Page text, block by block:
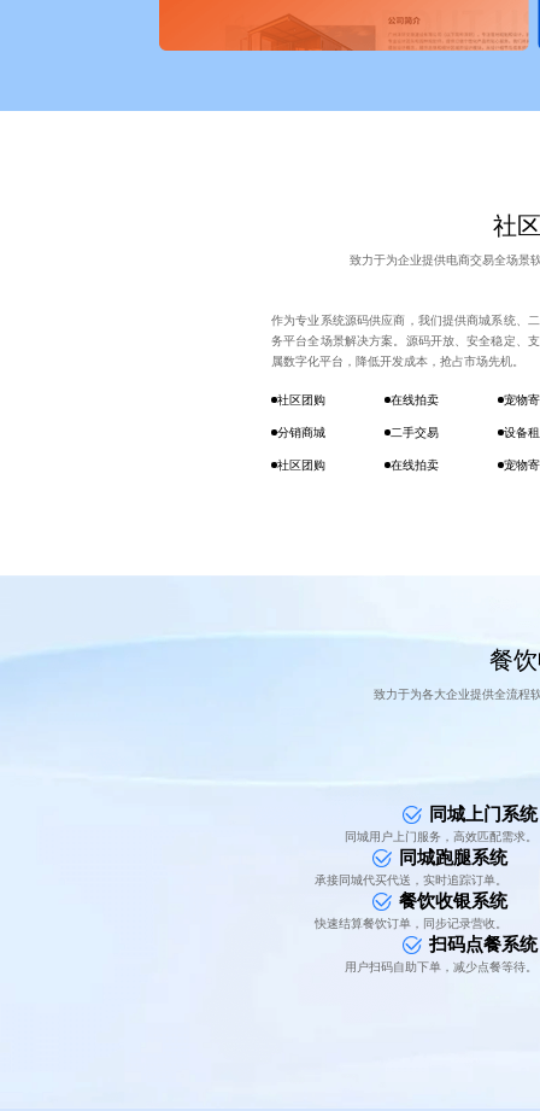
社
致力于为企业提供电商交易全场景
作为专业系统源码供应商，我们提供商城系统、
务平台全场景解决方案。源码开放、安全稳定、
属数字化平台，降低开发成本，抢占市场先机。
社区团购 在线拍卖 宠物
分销商城 二手交易 设备
社区团购 在线拍卖 宠物
餐
致力于为各大企业提供全流程
同城上门系统
同城用户上门服务，高效匹配需求。
同城跑腿系统
承接同城代买代送，实时追踪订单。
餐饮收银系统
快速结算餐饮订单，同步记录营收。
扫码点餐系统
用户扫码自助下单，减少点餐等待。